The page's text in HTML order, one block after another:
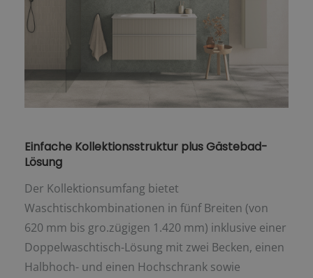
Einfache Kollektionsstruktur plus Gästebad-
Lösung
Der Kollektionsumfang bietet
Waschtischkombinationen in fünf Breiten (von
620 mm bis gro.zügigen 1.420 mm) inklusive einer
Doppelwaschtisch-Lösung mit zwei Becken, einen
Halbhoch- und einen Hochschrank sowie